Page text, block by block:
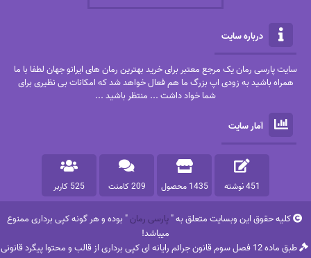
درباره سایت
سایت پارسی رمان یک مرجع معتبر برای خرید بهترین رمان های ایرانو جهان لطفا با ما
همراه باشید به زودی اپ بزرگ ما هم فعال خواهد شد که امکانات بی نظیری برای
شما خواد داشت ... منتظر باشید ...
آمار سایت
451 نوشته 1435 محصول 209 کامنت 525 کاربر
کلیه حقوق این وبسایت متعلق به "پارسی رمان" بوده و هر گونه کپی برداری ممنوع
میباشد!
طبق ماده 12 فصل سوم قانون جرائم رایانه ای کپی برداری از قالب و محتوا پیگرد قانونی